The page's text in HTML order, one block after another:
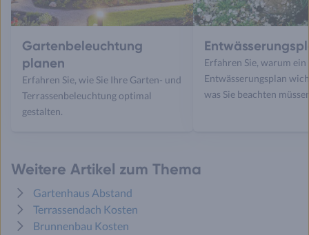
Gartenbeleuchtung
planen
Erfahren Sie, wie Sie Ihre Garten- und
Terrassenbeleuchtung optimal
gestalten.
Erfahren Sie, warum ein
Entwässerungsplan
was Sie beachten
Weitere Artikel zum Thema
Gartenhaus Abstand
Terrassendach Kosten
Brunnenbau Kosten